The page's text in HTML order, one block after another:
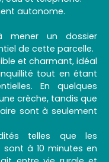
autonome.
mener un dossier
de cette parcelle.
et charmant, idéal
tout en étant
En quelques
crèche, tandis que
sont à seulement
telles que les
à 10 minutes en